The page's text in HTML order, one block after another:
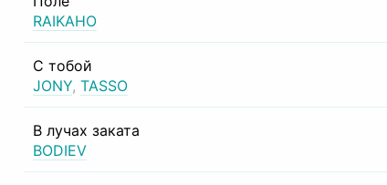
RAIKAHO
С тобой
JONY, TASSO
В лучах заката
BODIEV